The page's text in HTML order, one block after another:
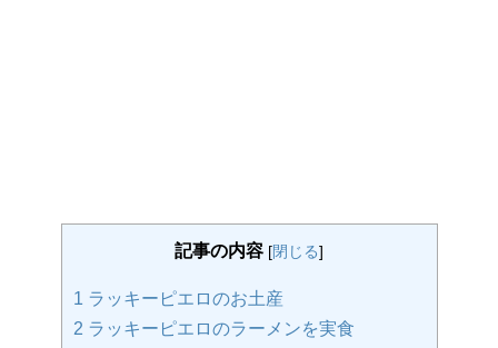
記事の内容 [閉じる]
1 ラッキーピエロのお土産
2 ラッキーピエロのラーメンを実食